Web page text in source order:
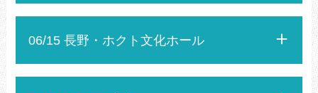
06/15 長野・ホクト文化ホール